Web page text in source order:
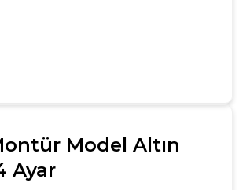
Model Altın
Ayar